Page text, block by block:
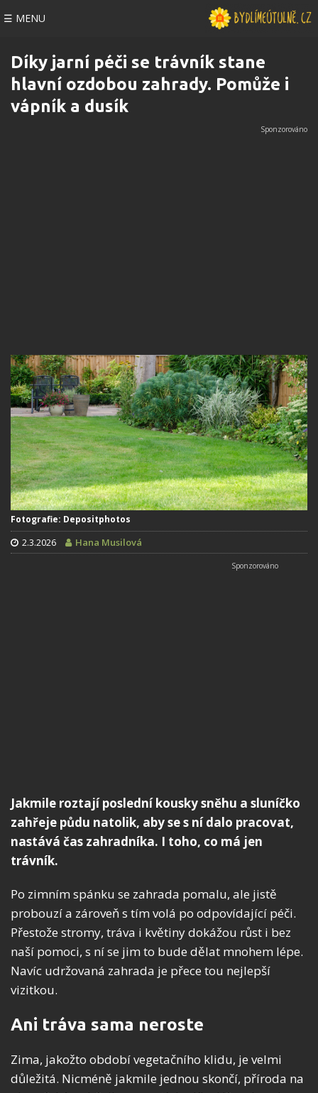
☰ MENU
Díky jarní péči se trávník stane
hlavní ozdobou zahrady. Pomůže i
vápník a dusík
Fotografie: Depositphotos
2.3.2026 Hana Musilová
Jakmile roztají poslední kousky sněhu a sluníčko
zahřeje půdu natolik, aby se s ní dalo pracovat,
nastává čas zahradníka. I toho, co má jen
trávník.
Po zimním spánku se zahrada pomalu, ale jistě
probouzí a zároveň s tím volá po odpovídající péči.
Přestože stromy, tráva i květiny dokážou růst i bez
naší pomoci, s ní se jim to bude dělat mnohem lépe.
Navíc udržovaná zahrada je přece tou nejlepší
vizitkou.
Ani tráva sama neroste
Zima, jakožto období vegetačního klidu, je velmi
důležitá. Nicméně jakmile jednou skončí, příroda na